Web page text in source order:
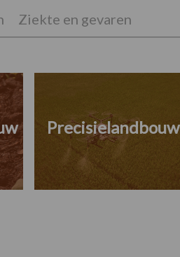
Ziekte en gevaren
Precisielandbouw